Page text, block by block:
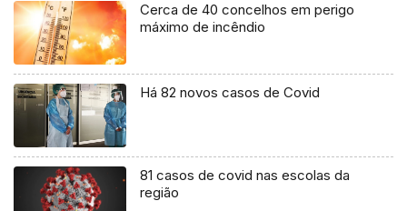
Cerca de 40 concelhos em perigo
máximo de incêndio
Há 82 novos casos de Covid
81 casos de covid nas escolas da
região